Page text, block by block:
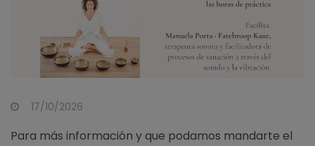
17/10/2026
Para más información y que podamos mandarte el